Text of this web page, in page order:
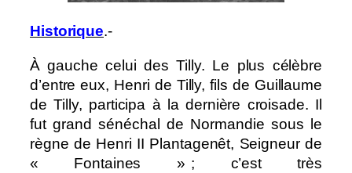
Historique.-
À gauche celui des Tilly. Le plus célèbre
d’entre eux, Henri de Tilly, fils de Guillaume
de Tilly, participa à la dernière croisade. Il
fut grand sénéchal de Normandie sous le
règne de Henri II Plantagenêt, Seigneur de
« Fontaines » ; c’est très